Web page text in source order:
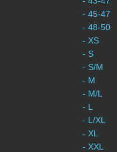
- 45-47
- 48-50
- XS
- S
- S/M
- M
- M/L
- L
- L/XL
- XL
- XXL